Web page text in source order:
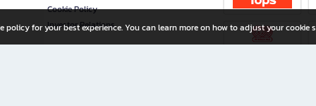
Cookie Policy
Investor Relations
policy for your best experience. You can learn more on how to adjust your cookie